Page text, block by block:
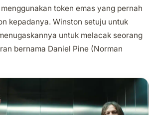
token emas yang pernah
kepadanya. Winston setuju untuk
untuk melacak seorang
bernama Daniel Pine (Norman